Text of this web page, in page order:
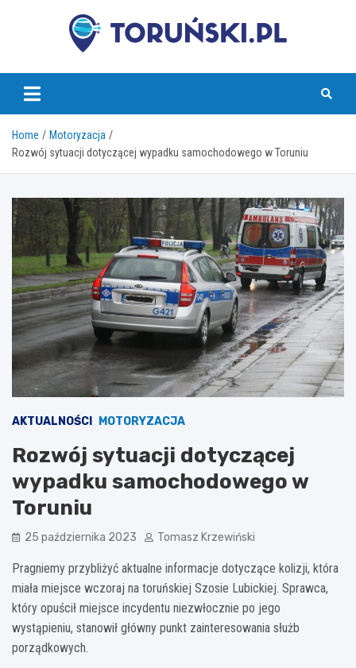
torunski.pl
Home
Motoryzacja
Rozwój sytuacji dotyczącej wypadku samochodowego w Toruniu
AKTUALNOŚCI MOTORYZACJA
Rozwój sytuacji dotyczącej
wypadku samochodowego w
Toruniu
25 października 2023 Tomasz Krzewiński
Pragniemy przybliżyć aktualne informacje dotyczące kolizji, która
miała miejsce wczoraj na toruńskiej Szosie Lubickiej. Sprawca,
który opuścił miejsce incydentu niezwłocznie po jego
wystąpieniu, stanowił główny punkt zainteresowania służb
porządkowych.